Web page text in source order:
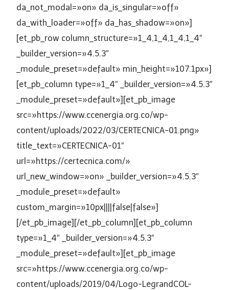
da_not_modal=»on» da_is_singular=»off»
da_with_loader=»off» da_has_shadow=»on»]
[et_pb_row column_structure=»1_4,1_4,1_4,1_4″
_builder_version=»4.5.3″
_module_preset=»default» min_height=»107.1px»]
[et_pb_column type=»1_4″ _builder_version=»4.5.3″
_module_preset=»default»][et_pb_image
src=»https://www.ccenergia.org.co/wp-
content/uploads/2022/03/CERTECNICA-01.png»
title_text=»CERTECNICA-01″
url=»https://certecnica.com/»
url_new_window=»on» _builder_version=»4.5.3″
_module_preset=»default»
custom_margin=»10px||||false|false»]
[/et_pb_image][/et_pb_column][et_pb_column
type=»1_4″ _builder_version=»4.5.3″
_module_preset=»default»][et_pb_image
src=»https://www.ccenergia.org.co/wp-
content/uploads/2019/04/Logo-LegrandCOL-